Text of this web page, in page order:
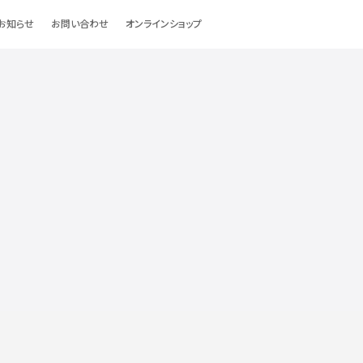
知らせ お問い合わせ オンラインショップ